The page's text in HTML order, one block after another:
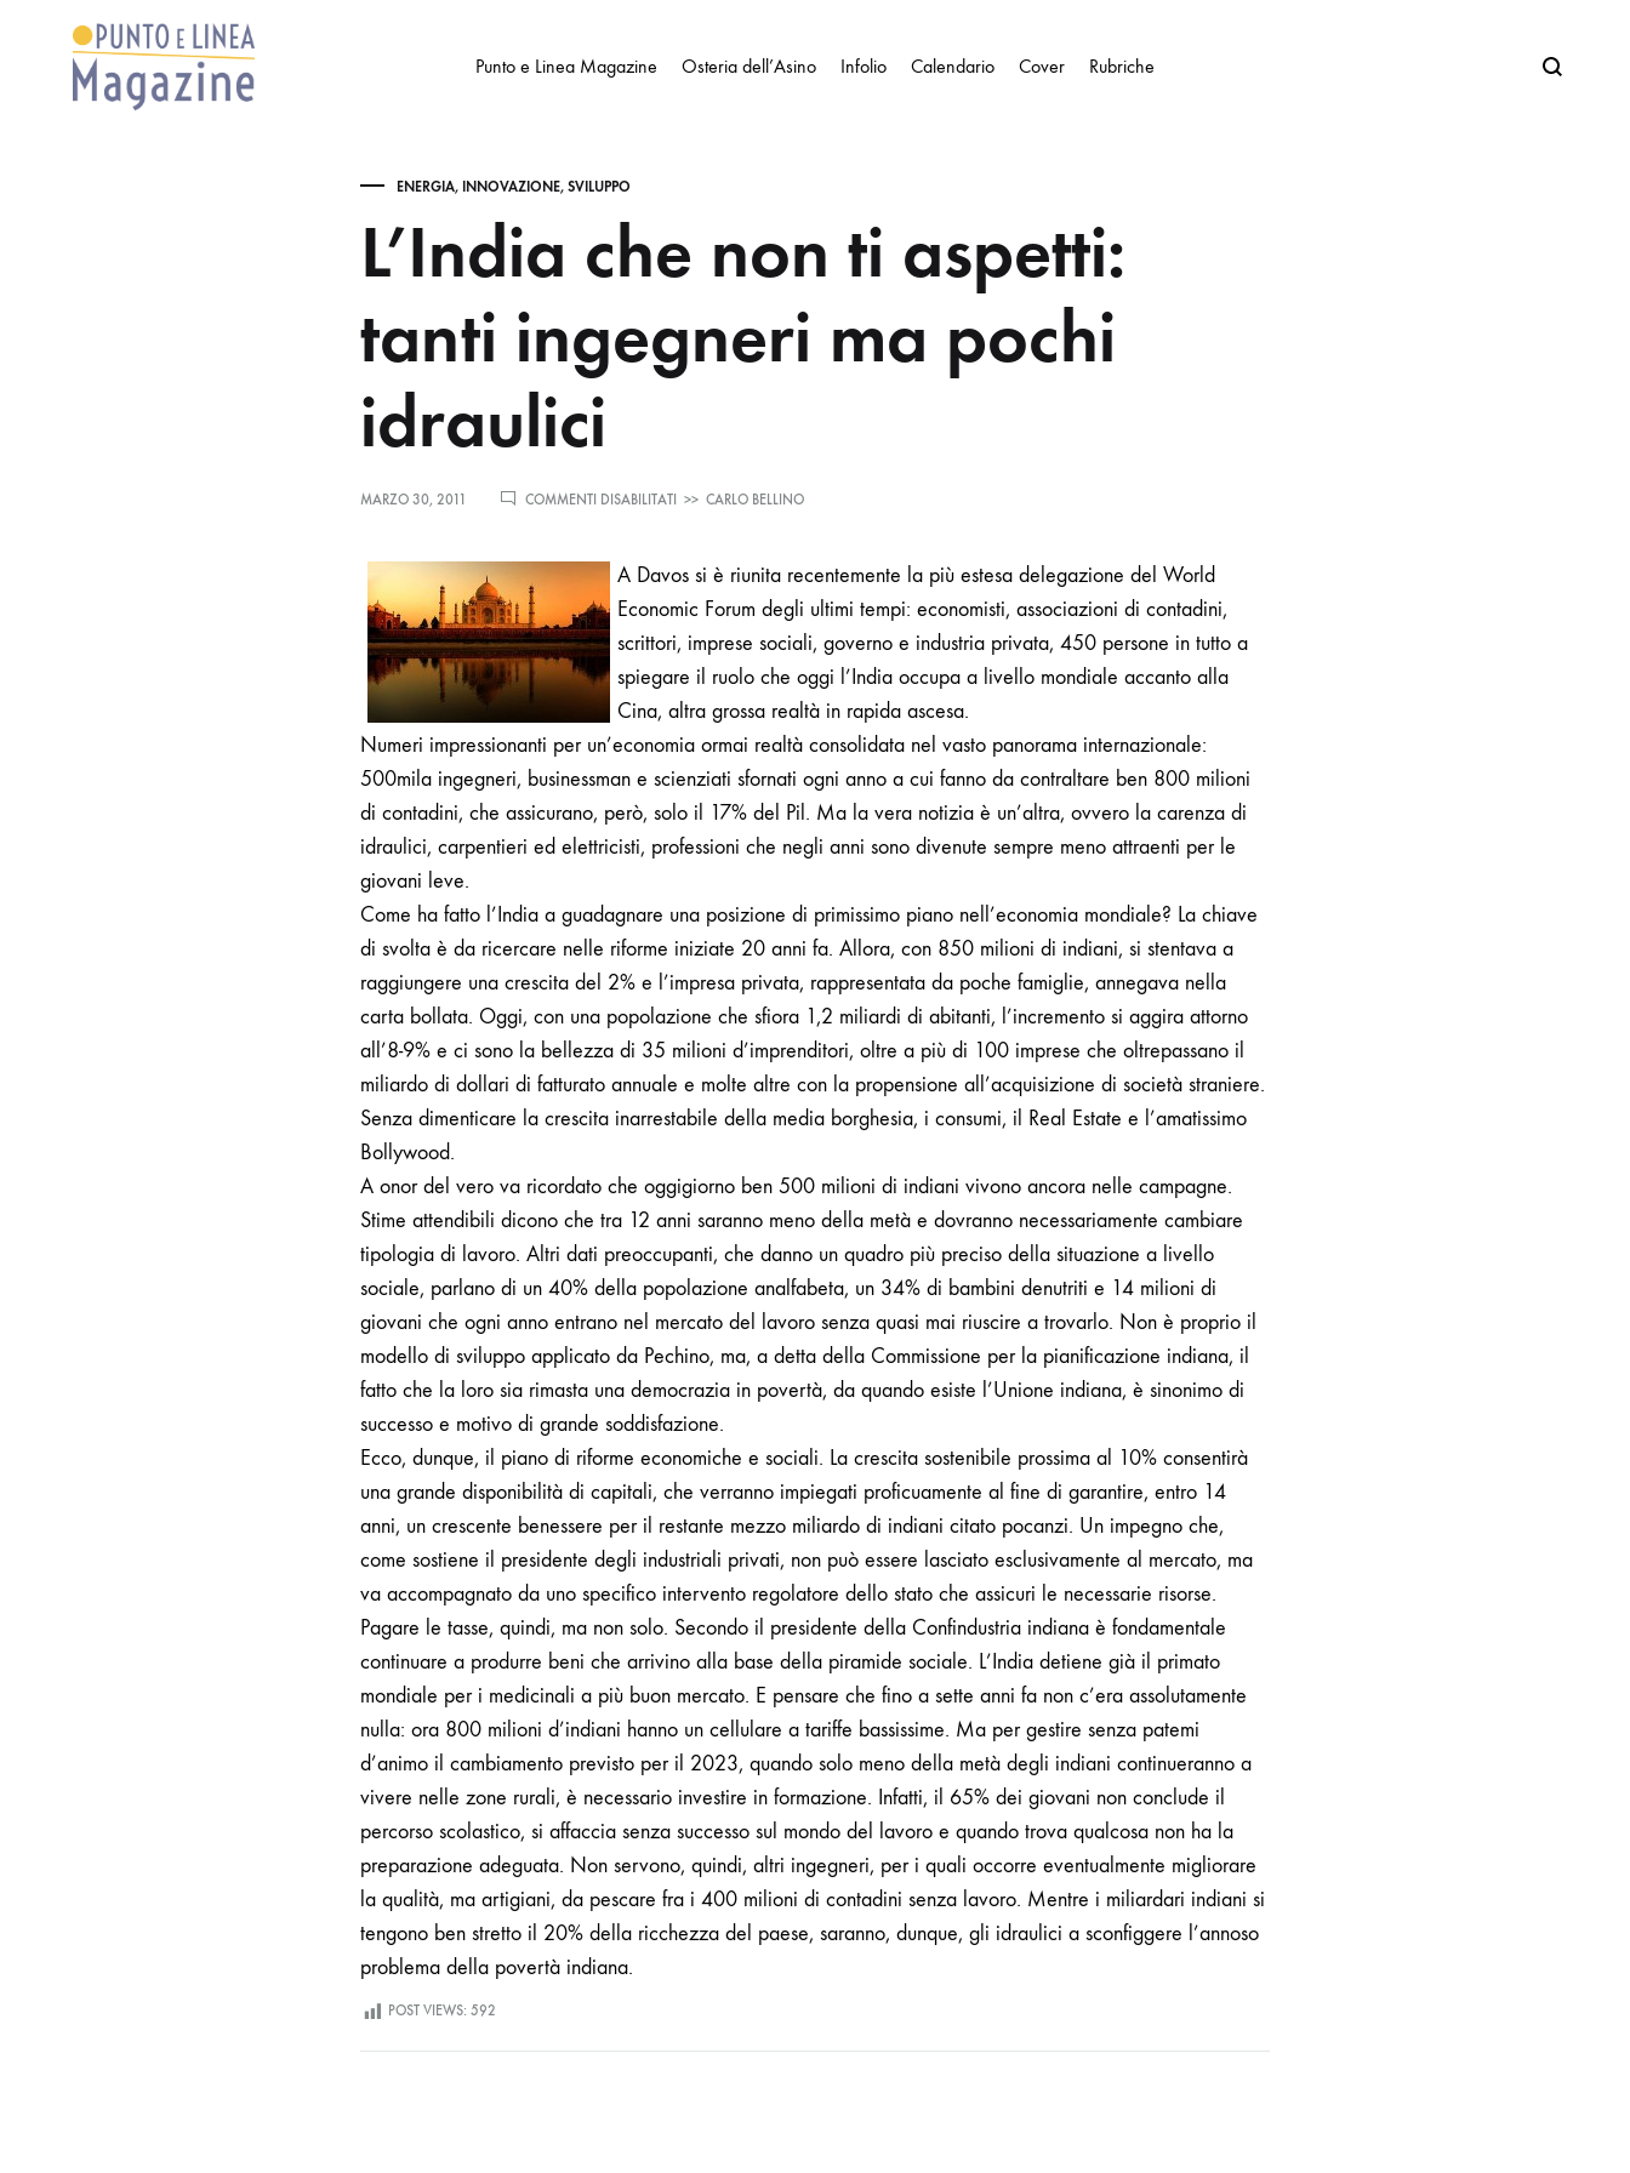
Punto e Linea Magazine Osteria dell’Asino Infolio Calendario Cover Rubriche Search
ENERGIA, INNOVAZIONE, SVILUPPO
L’India che non ti aspetti:
tanti ingegneri ma pochi
idraulici
MARZO 30, 2011 COMMENTI DISABILITATI
SU
NON
TI
ASPETTI:
INGEGNERI
MA
IDRAULICI
>> CARLO BELLINO
A Davos si è riunita recentemente la più estesa delegazione del World
Economic Forum degli ultimi tempi: economisti, associazioni di contadini,
scrittori, imprese sociali, governo e industria privata, 450 persone in tutto a
spiegare il ruolo che oggi l’India occupa a livello mondiale accanto alla
Cina, altra grossa realtà in rapida ascesa.
Numeri impressionanti per un’economia ormai realtà consolidata nel vasto panorama internazionale:
500mila ingegneri, businessman e scienziati sfornati ogni anno a cui fanno da contraltare ben 800 milioni
di contadini, che assicurano, però, solo il 17% del Pil. Ma la vera notizia è un’altra, ovvero la carenza di
idraulici, carpentieri ed elettricisti, professioni che negli anni sono divenute sempre meno attraenti per le
giovani leve.
Come ha fatto l’India a guadagnare una posizione di primissimo piano nell’economia mondiale? La chiave
di svolta è da ricercare nelle riforme iniziate 20 anni fa. Allora, con 850 milioni di indiani, si stentava a
raggiungere una crescita del 2% e l’impresa privata, rappresentata da poche famiglie, annegava nella
carta bollata. Oggi, con una popolazione che sfiora 1,2 miliardi di abitanti, l’incremento si aggira attorno
all’8-9% e ci sono la bellezza di 35 milioni d’imprenditori, oltre a più di 100 imprese che oltrepassano il
miliardo di dollari di fatturato annuale e molte altre con la propensione all’acquisizione di società straniere.
Senza dimenticare la crescita inarrestabile della media borghesia, i consumi, il Real Estate e l’amatissimo
Bollywood.
A onor del vero va ricordato che oggigiorno ben 500 milioni di indiani vivono ancora nelle campagne.
Stime attendibili dicono che tra 12 anni saranno meno della metà e dovranno necessariamente cambiare
tipologia di lavoro. Altri dati preoccupanti, che danno un quadro più preciso della situazione a livello
sociale, parlano di un 40% della popolazione analfabeta, un 34% di bambini denutriti e 14 milioni di
giovani che ogni anno entrano nel mercato del lavoro senza quasi mai riuscire a trovarlo. Non è proprio il
modello di sviluppo applicato da Pechino, ma, a detta della Commissione per la pianificazione indiana, il
fatto che la loro sia rimasta una democrazia in povertà, da quando esiste l’Unione indiana, è sinonimo di
successo e motivo di grande soddisfazione.
Ecco, dunque, il piano di riforme economiche e sociali. La crescita sostenibile prossima al 10% consentirà
una grande disponibilità di capitali, che verranno impiegati proficuamente al fine di garantire, entro 14
anni, un crescente benessere per il restante mezzo miliardo di indiani citato pocanzi. Un impegno che,
come sostiene il presidente degli industriali privati, non può essere lasciato esclusivamente al mercato, ma
va accompagnato da uno specifico intervento regolatore dello stato che assicuri le necessarie risorse.
Pagare le tasse, quindi, ma non solo. Secondo il presidente della Confindustria indiana è fondamentale
continuare a produrre beni che arrivino alla base della piramide sociale. L’India detiene già il primato
mondiale per i medicinali a più buon mercato. E pensare che fino a sette anni fa non c’era assolutamente
nulla: ora 800 milioni d’indiani hanno un cellulare a tariffe bassissime. Ma per gestire senza patemi
d’animo il cambiamento previsto per il 2023, quando solo meno della metà degli indiani continueranno a
vivere nelle zone rurali, è necessario investire in formazione. Infatti, il 65% dei giovani non conclude il
percorso scolastico, si affaccia senza successo sul mondo del lavoro e quando trova qualcosa non ha la
preparazione adeguata. Non servono, quindi, altri ingegneri, per i quali occorre eventualmente migliorare
la qualità, ma artigiani, da pescare fra i 400 milioni di contadini senza lavoro. Mentre i miliardari indiani si
tengono ben stretto il 20% della ricchezza del paese, saranno, dunque, gli idraulici a sconfiggere l’annoso
problema della povertà indiana.
POST VIEWS: 592